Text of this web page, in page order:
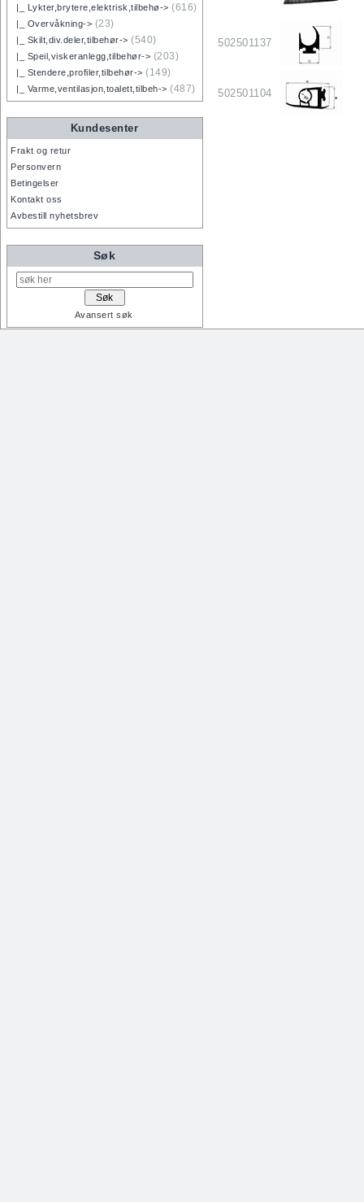
|_ Lykter,brytere,elektrisk,tilbehø-> (616)
|_ Overvåkning-> (23)
|_ Skilt,div.deler,tilbehør-> (540)
|_ Speil,viskeranlegg,tilbehør-> (203)
|_ Stendere,profiler,tilbehør-> (149)
|_ Varme,ventilasjon,toalett,tilbeh-> (487)
Kundesenter
Frakt og retur
Personvern
Betingelser
Kontakt oss
Avbestill nyhetsbrev
Søk
Avansert søk
502501137
502501104